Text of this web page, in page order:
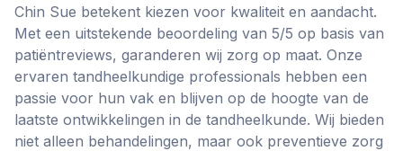
Chin Sue betekent kiezen voor kwaliteit en aandacht.
Met een uitstekende beoordeling van 5/5 op basis van
patiëntreviews, garanderen wij zorg op maat. Onze
ervaren tandheelkundige professionals hebben een
passie voor hun vak en blijven op de hoogte van de
laatste ontwikkelingen in de tandheelkunde. Wij bieden
niet alleen behandelingen, maar ook preventieve zorg